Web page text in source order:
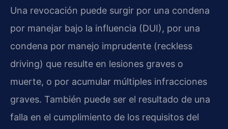
Una revocación puede surgir por una condena
por manejar bajo la influencia (DUI), por una
condena por manejo imprudente (reckless
driving) que resulte en lesiones graves o
muerte, o por acumular múltiples infracciones
graves. También puede ser el resultado de una
falla en el cumplimiento de los requisitos del